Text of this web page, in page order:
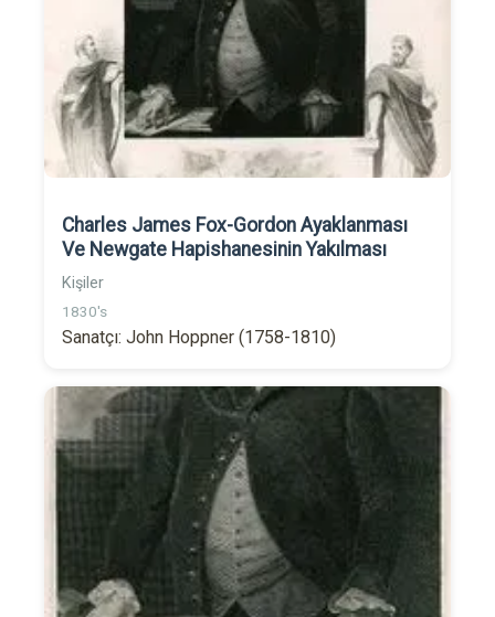
Charles James Fox-Gordon Ayaklanması
Ve Newgate Hapishanesinin Yakılması
Kişiler
1830's
Sanatçı: John Hoppner (1758-1810)